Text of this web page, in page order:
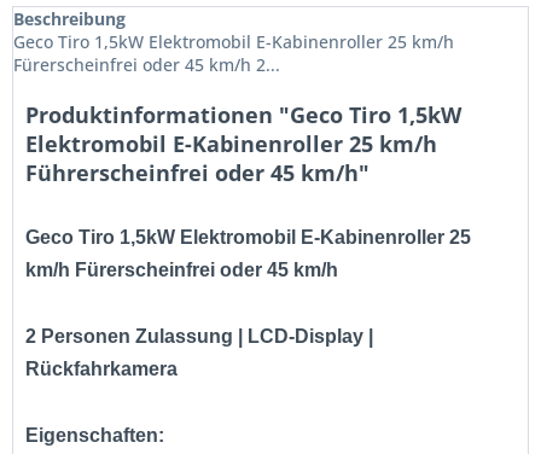
Beschreibung
Geco Tiro 1,5kW Elektromobil E-​Kabinenroller 25 km/h
Fürerscheinfrei oder 45 km/h 2...
Produktinformationen "Geco Tiro 1,5kW
Elektromobil E-​Kabinenroller 25 km/h
Führerscheinfrei oder 45 km/h"
Geco Tiro 1,5kW Elektromobil E-​Kabinenroller 25
km/h Fürerscheinfrei oder 45 km/h
2 Personen Zulassung | LCD-Display |
Rückfahrkamera
Eigenschaften: